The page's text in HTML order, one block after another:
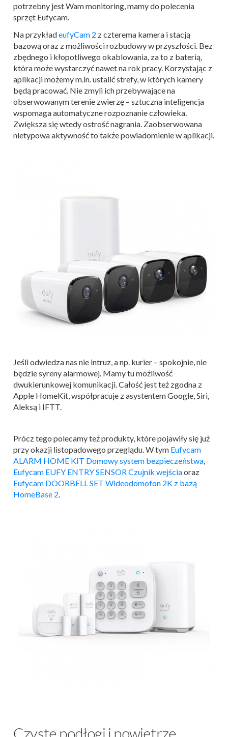
potrzebny jest Wam monitoring, mamy do polecenia
sprzęt Eufycam.
Na przykładeufyCam 2 z czterema kamera i stacją
bazową oraz z możliwości rozbudowy w przyszłości. Bez
zbędnego i kłopotliwego okablowania, za to z baterią,
która może wystarczyć nawet na rok pracy. Korzystając z
aplikacji możemy m.in. ustalić strefy, w których kamery
będą pracować. Nie zmyli ich przebywające na
obserwowanym terenie zwierzę – sztuczna inteligencja
wspomaga automatyczne rozpoznanie człowieka.
Zwiększa się wtedy ostrość nagrania. Zaobserwowana
nietypowa aktywność to także powiadomienie w aplikacji.
Jeśli odwiedza nas nie intruz, a np. kurier – spokojnie, nie
będzie syreny alarmowej. Mamy tu możliwość
dwukierunkowej komunikacji. Całość jest też zgodna z
Apple HomeKit, współpracuje z asystentem Google, Siri,
Aleksą i IFTT.
Prócz tego polecamy też produkty, które pojawiły się już
przy okazji listopadowego przeglądu. W tym Eufycam
ALARM HOME KIT Domowy system bezpieczeństwa,
Eufycam EUFY ENTRY SENSOR Czujnik wejściaoraz
Eufycam DOORBELL SET Wideodomofon 2K z bazą
HomeBase 2.
Czyste podłogi i powietrze,